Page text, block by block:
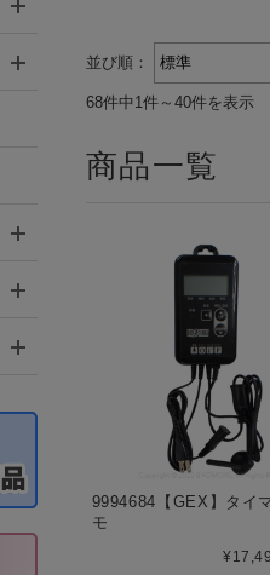
並び順：
68件中1件～40件を表示
商品一覧
9994684【GEX】タイ
モ